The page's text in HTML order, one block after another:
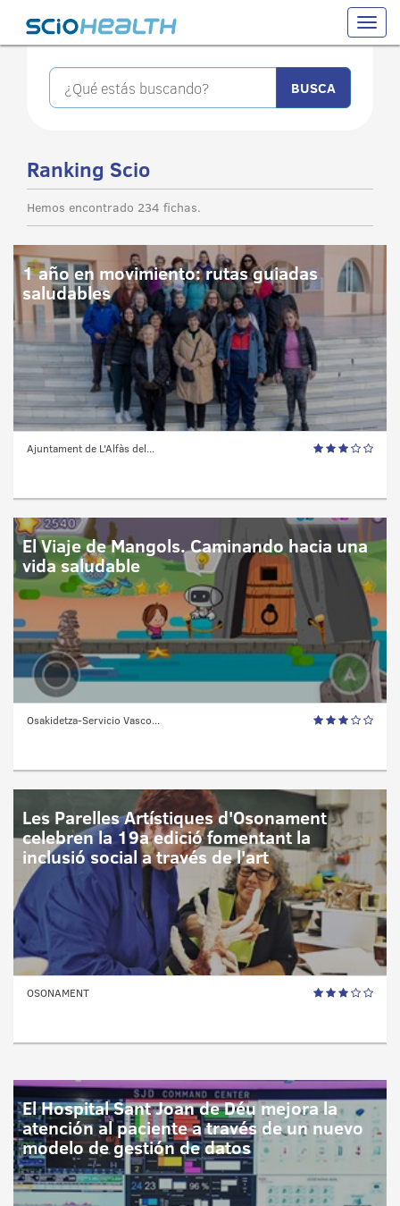
Toggle
Ranking Scio
Hemos encontrado 234 fichas.
1 año en movimiento: rutas guiadas
saludables
Ajuntament de L'Alfàs del...
El Viaje de Mangols. Caminando hacia una
vida saludable
Osakidetza-Servicio Vasco...
Les Parelles Artístiques d'Osonament
celebren la 19a edició fomentant la
inclusió social a través de l'art
OSONAMENT
El Hospital Sant Joan de Déu mejora la
atención al paciente a través de un nuevo
modelo de gestión de datos